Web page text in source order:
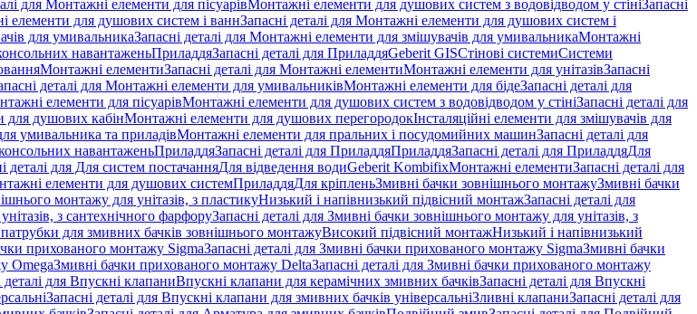
для Монтажні елементи для пісуарівМонтажні елементи для душових систем з водовідводом у стініЗапасні
елементи для душових систем і ваннЗапасні деталі для Монтажні елементи для душових систем і
для умивальникаЗапасні деталі для Монтажні елементи для змішувачів для умивальникаМонтажні
навантаженьПриладдяЗапасні деталі для ПриладдяGeberit GISСтінові системиСистеми
Монтажні елементиЗапасні деталі для Монтажні елементиМонтажні елементи для унітазівЗапасні
деталі для Монтажні елементи для умивальниківМонтажні елементи для бідеЗапасні деталі для
елементи для пісуарівМонтажні елементи для душових систем з водовідводом у стініЗапасні деталі для
для душових кабінМонтажні елементи для душових перегородокІнсталяційні елементи для змішувачів для
умивальника та приладівМонтажні елементи для пральних і посудомийних машинЗапасні деталі для
навантаженьПриладдяЗапасні деталі для ПриладдяПриладдяЗапасні деталі для ПриладдяДля
деталі для Для систем постачанняДля відведення водиGeberit KombifixМонтажні елементиЗапасні деталі для
елементи для душових системПриладдяДля кріпленьЗмивні бачки зовнішнього монтажуЗмивні бачки
монтажу для унітазів, з пластикуНизький і напівнизький підвісний монтажЗапасні деталі для
з сантехнічного фарфоруЗапасні деталі для Змивні бачки зовнішнього монтажу для унітазів, з
для змивних бачків зовнішнього монтажуВисокий підвісний монтажНизький і напівнизький
прихованого монтажу SigmaЗапасні деталі для Змивні бачки прихованого монтажу SigmaЗмивні бачки
OmegaЗмивні бачки прихованого монтажу DeltaЗапасні деталі для Змивні бачки прихованого монтажу
деталі для Впускні клапаниВпускні клапани для керамічних змивних бачківЗапасні деталі для Впускні
Запасні деталі для Впускні клапани для змивних бачків універсальніЗливні клапаниЗапасні деталі для